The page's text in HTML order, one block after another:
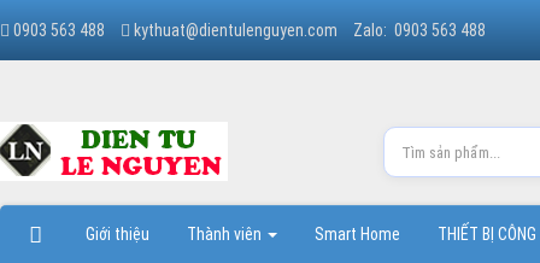
0903 563 488 kythuat@dientulenguyen.com Zalo: 0903 563 488
Giới thiệu Thành viên Smart Home THIẾT BỊ